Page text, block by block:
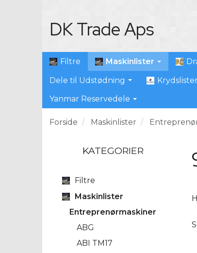
DK Trade Aps
Filtre Maskinlister
Dele til Udstødning
Yanmar Reservedele
Forside Maskinlister
KATEGORIER
Filtre
Maskinlister
Entreprenørmaskiner
ABG
ABI TM17